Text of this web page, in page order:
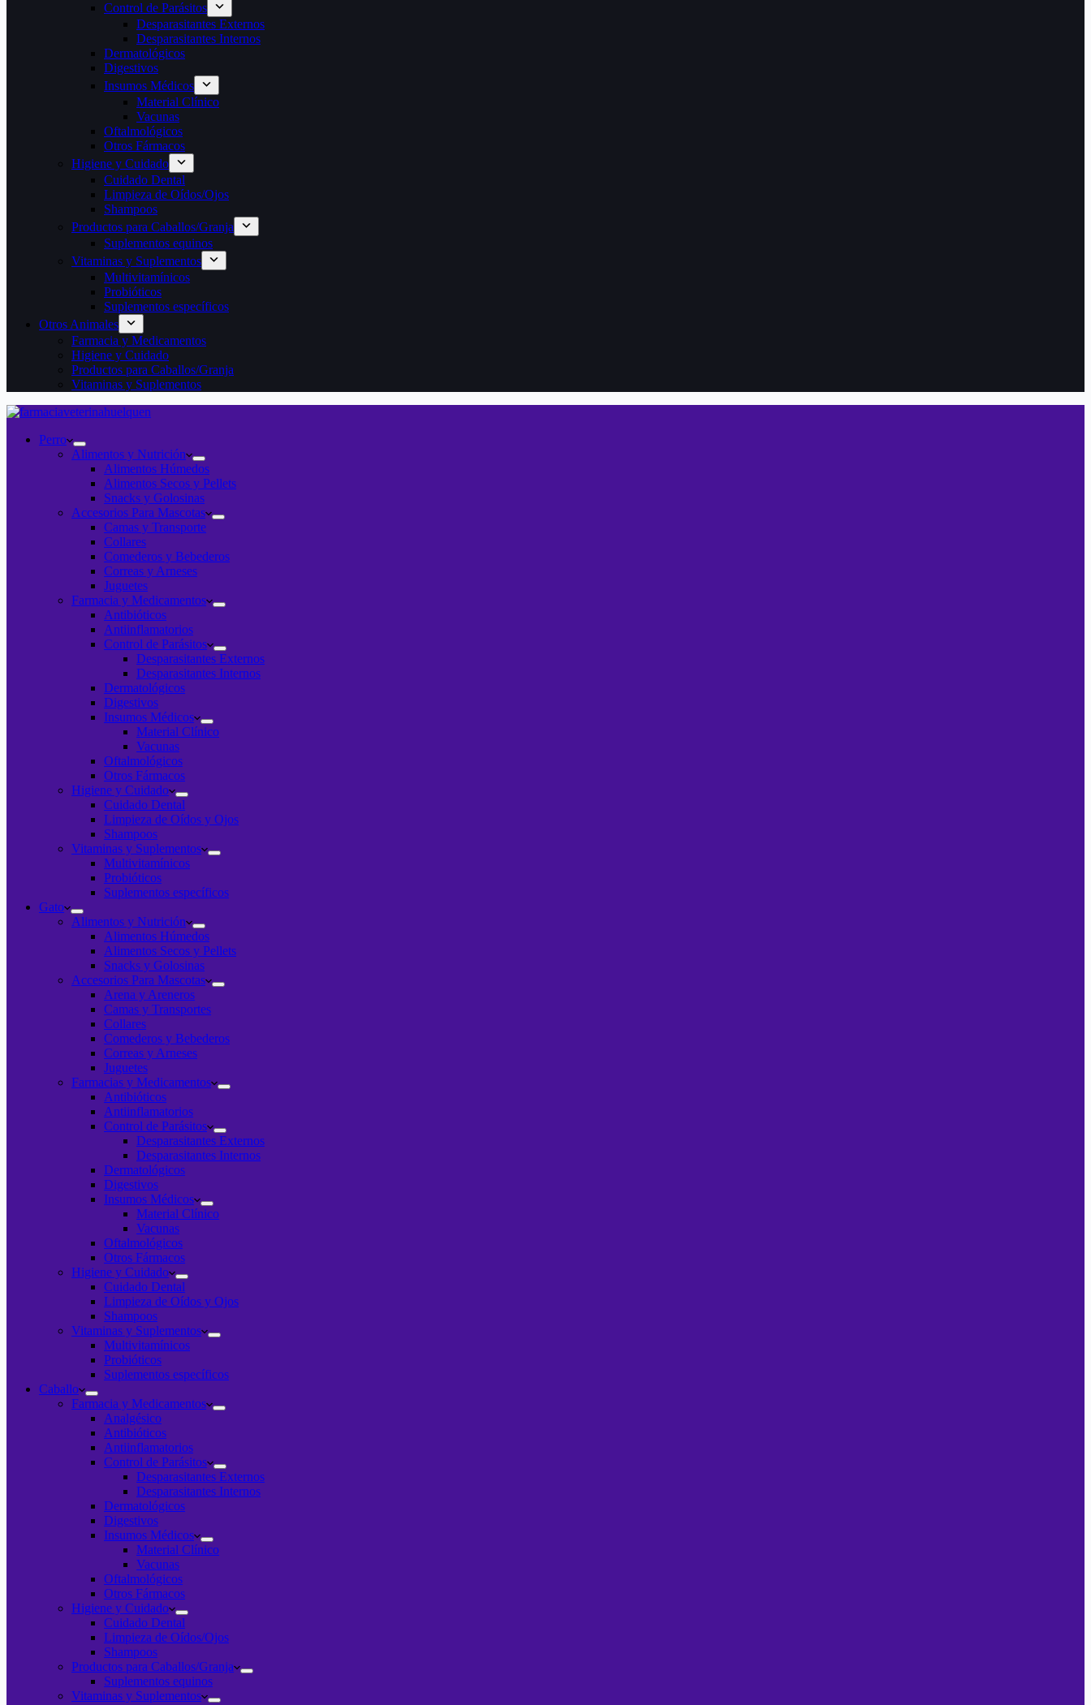
Control de Parásitos
Desparasitantes Externos
Desparasitantes Internos
Dermatológicos
Digestivos
Insumos Médicos
Material Clínico
Vacunas
Oftalmológicos
Otros Fármacos
Higiene y Cuidado
Cuidado Dental
Limpieza de Oídos/Ojos
Shampoos
Productos para Caballos/Granja
Suplementos equinos
Vitaminas y Suplementos
Multivitamínicos
Probióticos
Suplementos específicos
Otros Animales
Farmacia y Medicamentos
Higiene y Cuidado
Productos para Caballos/Granja
Vitaminas y Suplementos
Perro
Alimentos y Nutrición
Alimentos Húmedos
Alimentos Secos y Pellets
Snacks y Golosinas
Accesorios Para Mascotas
Camas y Transporte
Collares
Comederos y Bebederos
Correas y Arneses
Juguetes
Farmacia y Medicamentos
Antibióticos
Antiinflamatorios
Control de Parásitos
Desparasitantes Externos
Desparasitantes Internos
Dermatológicos
Digestivos
Insumos Médicos
Material Clínico
Vacunas
Oftalmológicos
Otros Fármacos
Higiene y Cuidado
Cuidado Dental
Limpieza de Oídos y Ojos
Shampoos
Vitaminas y Suplementos
Multivitamínicos
Probióticos
Suplementos específicos
Gato
Alimentos y Nutrición
Alimentos Húmedos
Alimentos Secos y Pellets
Snacks y Golosinas
Accesorios Para Mascotas
Arena y Areneros
Camas y Transportes
Collares
Comederos y Bebederos
Correas y Arneses
Juguetes
Farmacias y Medicamentos
Antibióticos
Antiinflamatorios
Control de Parásitos
Desparasitantes Externos
Desparasitantes Internos
Dermatológicos
Digestivos
Insumos Médicos
Material Clínico
Vacunas
Oftalmológicos
Otros Fármacos
Higiene y Cuidado
Cuidado Dental
Limpieza de Oídos y Ojos
Shampoos
Vitaminas y Suplementos
Multivitamínicos
Probióticos
Suplementos específicos
Caballo
Farmacia y Medicamentos
Analgésico
Antibióticos
Antiinflamatorios
Control de Parásitos
Desparasitantes Externos
Desparasitantes Internos
Dermatológicos
Digestivos
Insumos Médicos
Material Clínico
Vacunas
Oftalmológicos
Otros Fármacos
Higiene y Cuidado
Cuidado Dental
Limpieza de Oídos/Ojos
Shampoos
Productos para Caballos/Granja
Suplementos equinos
Vitaminas y Suplementos